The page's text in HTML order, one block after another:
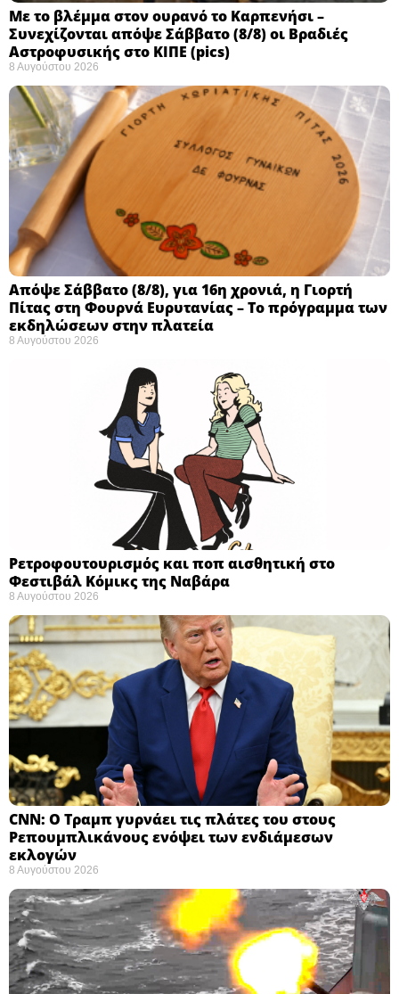
Με το βλέμμα στον ουρανό το Καρπενήσι –
Συνεχίζονται απόψε Σάββατο (8/8) οι Βραδιές
Αστροφυσικής στο ΚΙΠΕ (pics)
8 Αυγούστου 2026
Απόψε Σάββατο (8/8), για 16η χρονιά, η Γιορτή
Πίτας στη Φουρνά Ευρυτανίας – Το πρόγραμμα των
εκδηλώσεων στην πλατεία
8 Αυγούστου 2026
Ρετροφουτουρισμός και ποπ αισθητική στο
Φεστιβάλ Κόμικς της Ναβάρα ​
8 Αυγούστου 2026
CNN: Ο Τραμπ γυρνάει τις πλάτες του στους
Ρεπουμπλικάνους ενόψει των ενδιάμεσων
εκλογών ​
8 Αυγούστου 2026